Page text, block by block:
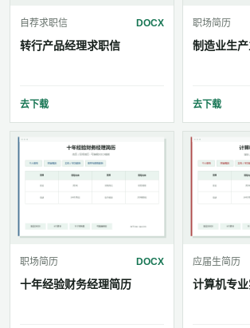
自荐求职信 DOCX
转行产品经理求职信
去下载
职场简历
制造业生
去下载
职场简历 DOCX
十年经验财务经理简历
应届生简历
计算机专